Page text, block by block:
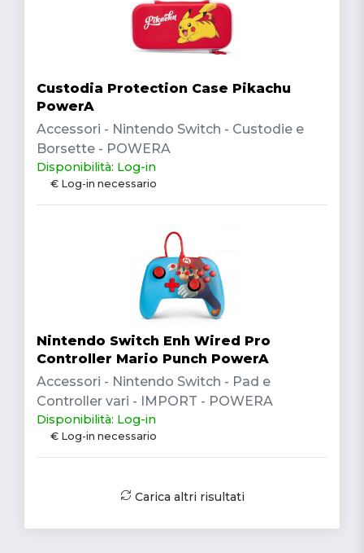
Custodia Protection Case Pikachu
PowerA
Accessori - Nintendo Switch - Custodie e
Borsette - POWERA
Disponibilità: Log-in
€ Log-in necessario
Nintendo Switch Enh Wired Pro
Controller Mario Punch PowerA
Accessori - Nintendo Switch - Pad e
Controller vari - IMPORT - POWERA
Disponibilità: Log-in
€ Log-in necessario
Carica altri risultati